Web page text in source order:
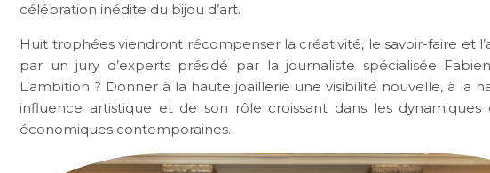
célébration inédite du bijou d’art.
Huit trophées viendront récompenser la créativité, le savoir-faire et
par un jury d’experts présidé par la journaliste spécialisée
L’ambition ? Donner à la haute joaillerie une visibilité nouvelle, à la
influence artistique et de son rôle croissant dans les dynamiques
économiques contemporaines.